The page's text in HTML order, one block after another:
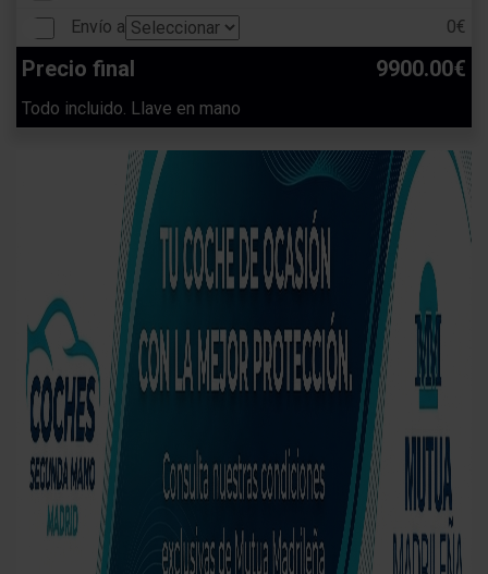
Envío a
0€
Precio final 9900.00€
Todo incluido. Llave en mano